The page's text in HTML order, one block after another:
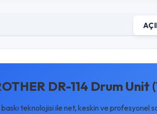
DR-114 Drum Unit
teknolojisi ile net, keskin ve profesyonel